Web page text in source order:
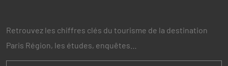
Retrouvez les chiffres clés du tourisme de la destination
Paris Région, les études, enquêtes…